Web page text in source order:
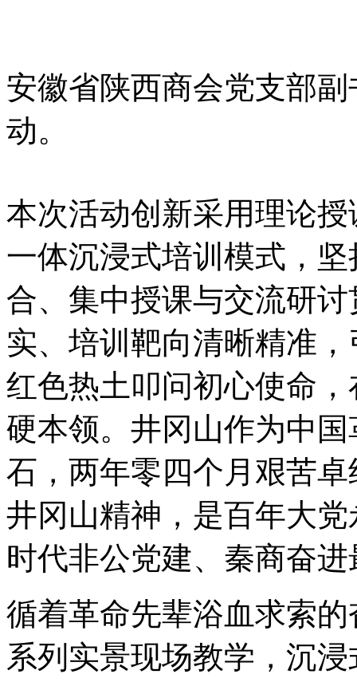
安徽省陕西商会党支部
动。
本次活动创新采用理论
一体沉浸式培训模式，
合、集中授课与交流研
实、培训靶向清晰精准
红色热土叩问初心使命
硬本领。井冈山作为中
石，两年零四个月艰苦
井冈山精神，是百年大
时代非公党建、秦商奋
循着革命先辈浴血求索
系列实景现场教学，沉